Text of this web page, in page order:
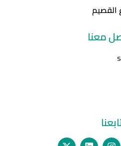
القصيم
معنا